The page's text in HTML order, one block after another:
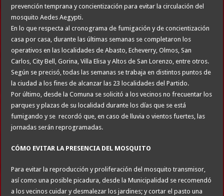
prevención temprana y concientización para evitar la circulación del
mosquito Aedes Aegypti.
En lo que respecta al cronograma de fumigación y de concientización
casa por casa, durante las últimas semanas se completaron los
operativos en las localidades de Abasto, Echeverry, Olmos, San
Carlos, City Bell, Gorina, Villa Elisa y Altos de San Lorenzo, entre otros.
Según se precisó, todas las semanas se trabaja en distintos puntos de
la ciudad a los fines de alcanzar las 23 localidades del Partido.
Por último, desde la Comuna se solicitó a los vecinos no frecuentar los
parques y plazas de su localidad durante los días que se está
fumigando y se recordó que, en caso de lluvia o vientos fuertes, las
jornadas serán reprogramadas.
CÓMO EVITAR LA PRESENCIA DEL MOSQUITO
Para evitar la reproducción y proliferación del mosquito transmisor,
así como una posible picadura, desde la Municipalidad se recomendó
a los vecinos cuidar y desmalezar los jardines; y cortar el pasto una